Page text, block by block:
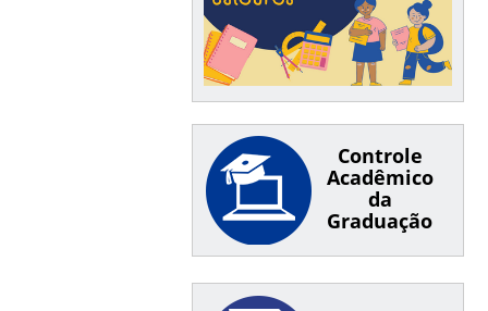
Controle
Acadêmico
da
Graduação